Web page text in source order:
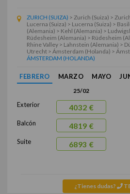
ZURICH (SUIZA) > Zurich (Suiza) >
Lucerna (Suiza) > Lucerna (Suiza) >
(Alemania) > Kehl (Alemania) >
Rüdesheim (Alemania) > Rüdesheim
Rhine Valley > Lahnstein (Alemania) >
Utrecht > Ámsterdam (Holanda) >
ÁMSTERDAM (HOLANDA)
FEBRERO MARZO MAYO
Exterior
Balcón
Suite
25/02
4032 €
4819 €
6893 €
¿Tienes dudas?